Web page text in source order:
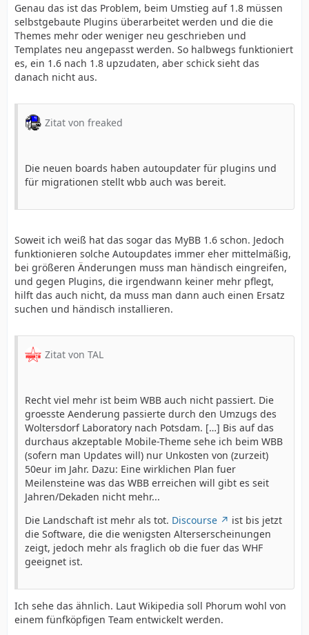
Genau das ist das Problem, beim Umstieg auf 1.8 müssen
selbstgebaute Plugins überarbeitet werden und die die
Themes mehr oder weniger neu geschrieben und
Templates neu angepasst werden. So halbwegs funktioniert
es, ein 1.6 nach 1.8 upzudaten, aber schick sieht das
danach nicht aus.
Zitat von freaked
Die neuen boards haben autoupdater für plugins und
für migrationen stellt wbb auch was bereit.
Soweit ich weiß hat das sogar das MyBB 1.6 schon. Jedoch
funktionieren solche Autoupdates immer eher mittelmäßig,
bei größeren Änderungen muss man händisch eingreifen,
und gegen Plugins, die irgendwann keiner mehr pflegt,
hilft das auch nicht, da muss man dann auch einen Ersatz
suchen und händisch installieren.
Zitat von TAL
Recht viel mehr ist beim WBB auch nicht passiert. Die
groesste Aenderung passierte durch den Umzugs des
Woltersdorf Laboratory nach Potsdam. […] Bis auf das
durchaus akzeptable Mobile-Theme sehe ich beim WBB
(sofern man Updates will) nur Unkosten von (zurzeit)
50eur im Jahr. Dazu: Eine wirklichen Plan fuer
Meilensteine was das WBB erreichen will gibt es seit
Jahren/Dekaden nicht mehr...
Die Landschaft ist mehr als tot. Discourse
ist bis jetzt
die Software, die die wenigsten Alterserscheinungen
zeigt, jedoch mehr als fraglich ob die fuer das WHF
geeignet ist.
Ich sehe das ähnlich. Laut Wikipedia soll Phorum wohl von
einem fünfköpfigen Team entwickelt werden.